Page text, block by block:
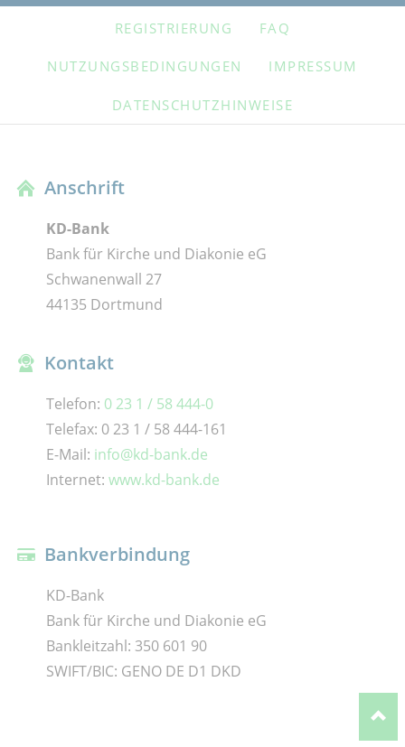
NAVIGATION
REGISTRIERUNG FAQ
NUTZUNGSBEDINGUNGEN IMPRESSUM
DATENSCHUTZHINWEISE
Anschrift
KD-Bank
Bank für Kirche und Diakonie eG
Schwanenwall 27
44135 Dortmund
Kontakt
Telefon: 0 23 1 / 58 444-0
Telefax: 0 23 1 / 58 444-161
E-Mail: info@kd-bank.de
Internet: www.kd-bank.de
Bankverbindung
KD-Bank
Bank für Kirche und Diakonie eG
Bankleitzahl: 350 601 90
SWIFT/BIC: GENO DE D1 DKD